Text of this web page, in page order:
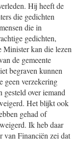
Hij heeft de
die gedichten
die in
gedichten,
kan die lezen
de gemeente
begraven kunnen
geen verzekering
over iemand
Het blijkt ook
gehad of
Ik heb daar
van Financiën zei dat